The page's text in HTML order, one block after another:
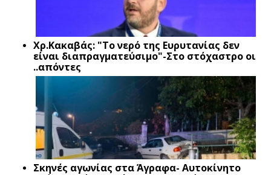
Xρ.Κακαβάς: "Το νερό της Ευρυτανίας δεν
είναι διαπραγματεύσιμο"-Στο στόχαστρο οι
..απόντες
Σκηνές αγωνίας στα Άγραφα- Αυτοκίνητο